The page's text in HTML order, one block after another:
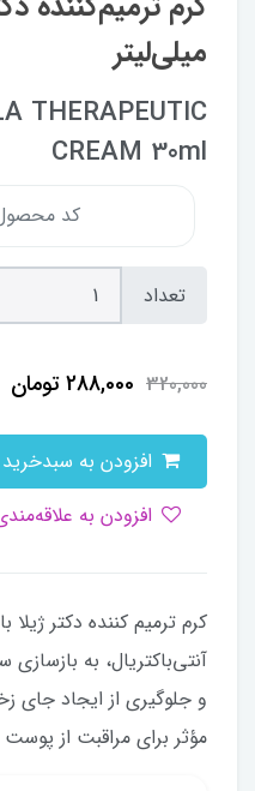
میلی‌لیتر
THERAPEUTIC
CREAM 30ml
کد محصول :
تعداد
320,000
288,000تومان
کرم ترمیم کننده دکتر ژیلا
آنتی‌باکتریال، به
و جلوگیری از ایجاد
مؤثر برای مراقبت از